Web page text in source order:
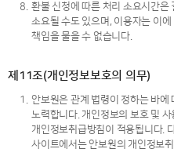
8. 환불 신청에 따른 처리 소요시간은
소요될 수도 있으며, 이용자는 이
책임을 물을 수 없습니다.
제11조(개인정보보호의 의무)
1.
안보원은 관계 법령이 정하는 바에
노력합니다. 개인정보의 보호 및
개인정보취급방침이 적용됩니다.
사이트에서는 안보원의 개인정보